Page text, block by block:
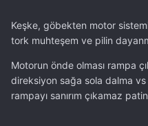
Keşke, göbekten motor
tork muhteşem ve pilin
Motorun önde olması rampa
direksiyon sağa sola dalma vs
rampayı sanırım çıkamaz